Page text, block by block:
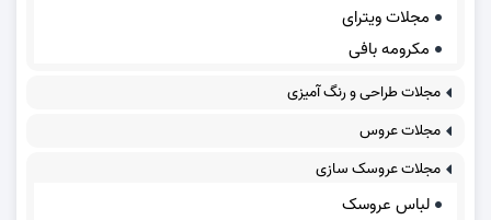
مجلات ویترای
مکرومه بافی
مجلات طراحی و رنگ آمیزی
مجلات عروس
مجلات عروسک سازی
لباس عروسک